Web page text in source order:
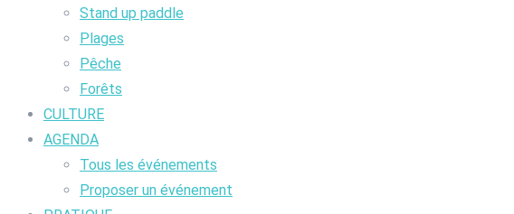
Stand up paddle
Plages
Pêche
Forêts
CULTURE
AGENDA
Tous les événements
Proposer un événement